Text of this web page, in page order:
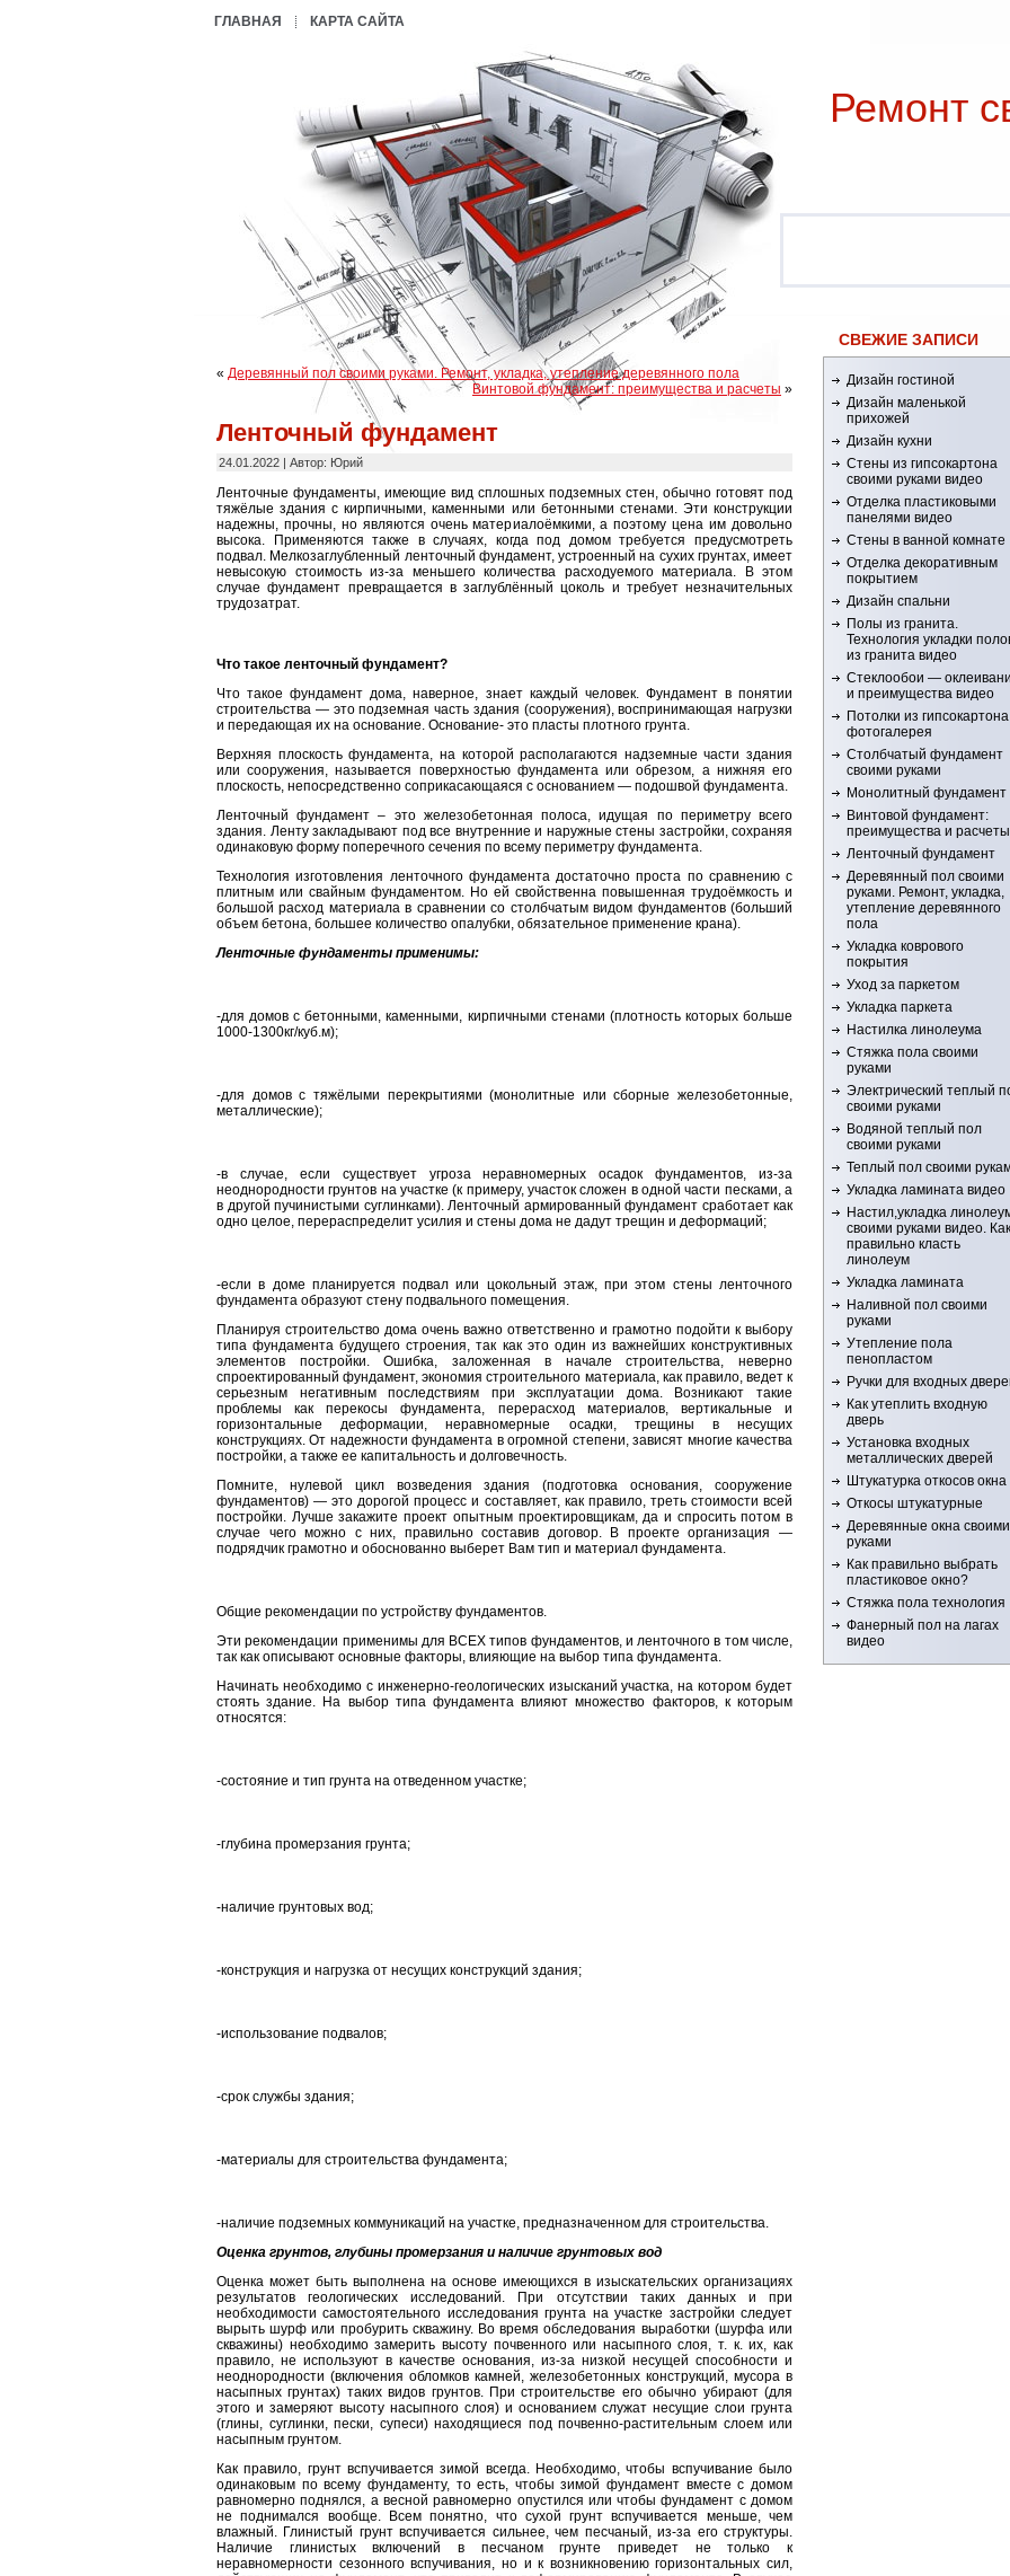
ГЛАВНАЯ КАРТА САЙТА
Ремонт
« Деревянный пол своими руками. Ремонт, укладка, утепление деревянного пола
Винтовой фундамент: преимущества и расчеты »
Ленточный фундамент
24.01.2022 | Автор: Юрий
Ленточные фундаменты, имеющие вид сплошных подземных стен, обычно готовят под
тяжёлые здания с кирпичными, каменными или бетонными стенами. Эти конструкции
надежны, прочны, но являются очень материалоёмкими, а поэтому цена им довольно
высока. Применяются также в случаях, когда под домом требуется предусмотреть
подвал. Мелкозаглубленный ленточный фундамент, устроенный на сухих грунтах, имеет
невысокую стоимость из-за меньшего количества расходуемого материала. В этом
случае фундамент превращается в заглублённый цоколь и требует незначительных
трудозатрат.
Что такое ленточный фундамент?
Что такое фундамент дома, наверное, знает каждый человек. Фундамент в понятии
строительства — это подземная часть здания (сооружения), воспринимающая нагрузки
и передающая их на основание. Основание- это пласты плотного грунта.
Верхняя плоскость фундамента, на которой располагаются надземные части здания
или сооружения, называется поверхностью фундамента или обрезом, а нижняя его
плоскость, непосредственно соприкасающаяся с основанием — подошвой фундамента.
Ленточный фундамент – это железобетонная полоса, идущая по периметру всего
здания. Ленту закладывают под все внутренние и наружные стены застройки, сохраняя
одинаковую форму поперечного сечения по всему периметру фундамента.
Технология изготовления ленточного фундамента достаточно проста по сравнению с
плитным или свайным фундаментом. Но ей свойственна повышенная трудоёмкость и
большой расход материала в сравнении со столбчатым видом фундаментов (больший
объем бетона, большее количество опалубки, обязательное применение крана).
Ленточные фундаменты применимы:
-для домов с бетонными, каменными, кирпичными стенами (плотность которых больше
1000-1300кг/куб.м);
-для домов с тяжёлыми перекрытиями (монолитные или сборные железобетонные,
металлические);
-в случае, если существует угроза неравномерных осадок фундаментов, из-за
неоднородности грунтов на участке (к примеру, участок сложен в одной части песками, а
в другой пучинистыми суглинками). Ленточный армированный фундамент сработает как
одно целое, перераспределит усилия и стены дома не дадут трещин и деформаций;
-если в доме планируется подвал или цокольный этаж, при этом стены ленточного
фундамента образуют стену подвального помещения.
Планируя строительство дома очень важно ответственно и грамотно подойти к выбору
типа фундамента будущего строения, так как это один из важнейших конструктивных
элементов постройки. Ошибка, заложенная в начале строительства, неверно
спроектированный фундамент, экономия строительного материала, как правило, ведет к
серьезным негативным последствиям при эксплуатации дома. Возникают такие
проблемы как перекосы фундамента, перерасход материалов, вертикальные и
горизонтальные деформации, неравномерные осадки, трещины в несущих
конструкциях. От надежности фундамента в огромной степени, зависят многие качества
постройки, а также ее капитальность и долговечность.
Помните, нулевой цикл возведения здания (подготовка основания, сооружение
фундаментов) — это дорогой процесс и составляет, как правило, треть стоимости всей
постройки. Лучше закажите проект опытным проектировщикам, да и спросить потом в
случае чего можно с них, правильно составив договор. В проекте организация —
подрядчик грамотно и обоснованно выберет Вам тип и материал фундамента.
Общие рекомендации по устройству фундаментов.
Эти рекомендации применимы для ВСЕХ типов фундаментов, и ленточного в том числе,
так как описывают основные факторы, влияющие на выбор типа фундамента.
Начинать необходимо с инженерно-геологических изысканий участка, на котором будет
стоять здание. На выбор типа фундамента влияют множество факторов, к которым
относятся:
-состояние и тип грунта на отведенном участке;
-глубина промерзания грунта;
-наличие грунтовых вод;
-конструкция и нагрузка от несущих конструкций здания;
-использование подвалов;
-срок службы здания;
-материалы для строительства фундамента;
-наличие подземных коммуникаций на участке, предназначенном для строительства.
Оценка грунтов, глубины промерзания и наличие грунтовых вод
Оценка может быть выполнена на основе имеющихся в изыскательских организациях
результатов геологических исследований. При отсутствии таких данных и при
необходимости самостоятельного исследования грунта на участке застройки следует
вырыть шурф или пробурить скважину. Во время обследования выработки (шурфа или
скважины) необходимо замерить высоту почвенного или насыпного слоя, т. к. их, как
правило, не используют в качестве основания, из-за низкой несущей способности и
неоднородности (включения обломков камней, железобетонных конструкций, мусора в
насыпных грунтах) таких видов грунтов. При строительстве его обычно убирают (для
этого и замеряют высоту насыпного слоя) и основанием служат несущие слои грунта
(глины, суглинки, пески, супеси) находящиеся под почвенно-растительным слоем или
насыпным грунтом.
Как правило, грунт вспучивается зимой всегда. Необходимо, чтобы вспучивание было
одинаковым по всему фундаменту, то есть, чтобы зимой фундамент вместе с домом
равномерно поднялся, а весной равномерно опустился или чтобы фундамент с домом
не поднимался вообще. Всем понятно, что сухой грунт вспучивается меньше, чем
влажный. Глинистый грунт вспучивается сильнее, чем песчаный, из-за его структуры.
Наличие глинистых включений в песчаном грунте приведет не только к
неравномерности сезонного вспучивания, но и к возникновению горизонтальных сил,
СВЕЖИЕ ЗАПИСИ
Дизайн гостиной
Дизайн маленькой
прихожей
Дизайн кухни
Стены из гипсокартона
своими руками видео
Отделка пластиковыми
панелями видео
Стены в ванной комнате
Отделка декоративным
покрытием
Дизайн спальни
Полы из гранита.
Технология укладки
из гранита видео
Стеклообои —
и преимущества видео
Потолки из гипсокартона
фотогалерея
Столбчатый фундамент
своими руками
Монолитный фундамент
Винтовой фундамент:
преимущества и расчеты
Ленточный фундамент
Деревянный пол своими
руками. Ремонт, укладка,
утепление деревянного
пола
Укладка коврового
покрытия
Уход за паркетом
Укладка паркета
Настилка линолеума
Стяжка пола своими
руками
Электрический теплый
своими руками
Водяной теплый пол
своими руками
Теплый пол своими
Укладка ламината видео
Настил,укладка
своими руками видео. Как
правильно класть
линолеум
Укладка ламината
Наливной пол своими
руками
Утепление пола
пенопластом
Ручки для входных
Как утеплить входную
дверь
Установка входных
металлических дверей
Штукатурка откосов окна
Откосы штукатурные
Деревянные окна своими
руками
Как правильно выбрать
пластиковое окно?
Стяжка пола технология
Фанерный пол на лагах
видео